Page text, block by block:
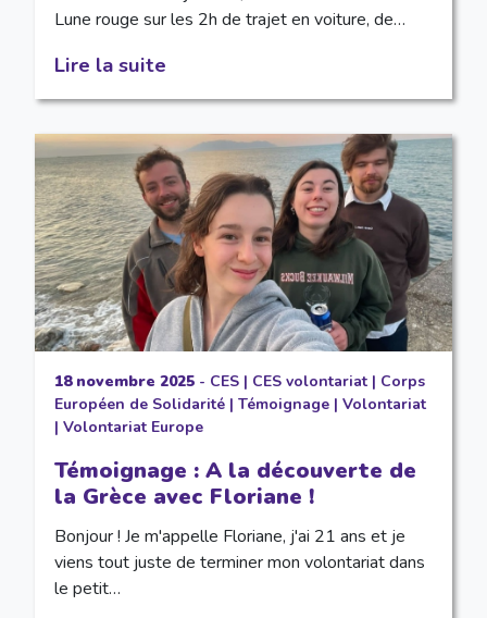
Lune rouge sur les 2h de trajet en voiture, de…
Lire la suite
18 novembre 2025- CES| CES volontariat| Corps
Européen de Solidarité| Témoignage| Volontariat
| Volontariat Europe
Témoignage : A la découverte de
la Grèce avec Floriane !
Bonjour ! Je m'appelle Floriane, j'ai 21 ans et je
viens tout juste de terminer mon volontariat dans
le petit…